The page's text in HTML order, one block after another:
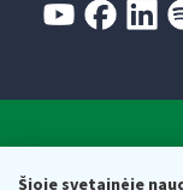
Šioje svetainėje
Valstybinė